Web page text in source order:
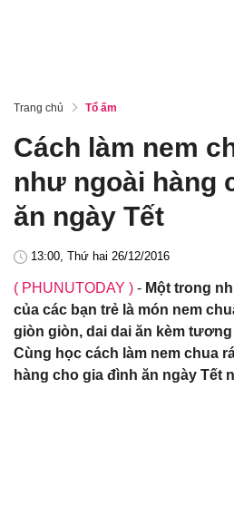
Trang chủ Tổ ấm
Cách làm nem
như ngoài hàng
ăn ngày Tết
13:00, Thứ hai 26/12/2016
( PHUNUTODAY ) - Một trong
của các bạn trẻ là món nem
giòn giòn, dai dai ăn kèm
Cùng học cách làm nem chua
hàng cho gia đình ăn ngày Tết